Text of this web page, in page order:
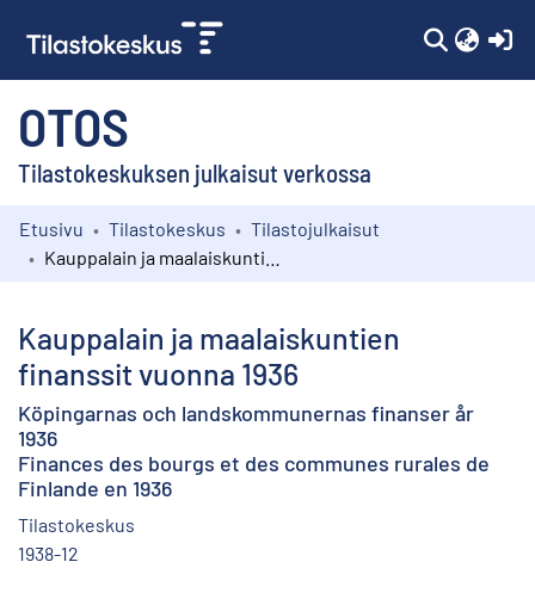
OTOS
Tilastokeskuksen julkaisut verkossa
Kokoelmat
Etusivu Tilastokeskus
Tilastojulkaisut
Kauppalain ja maalaiskuntien
finanssit vuonna 1936
Köpingarnas och landskommunernas finanser år
1936
Finances des bourgs et des communes rurales de
Finlande en 1936
Tilastokeskus
1938-12